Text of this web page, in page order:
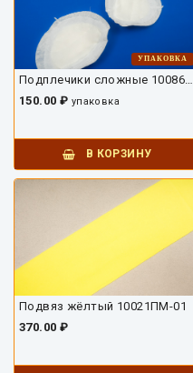
УПАКОВКА
Подплечики сложные 10086ПС-01
150.00 ₽ упаковка
В КОРЗИНУ
Подвяз жёлтый 10021ПМ-01
370.00 ₽